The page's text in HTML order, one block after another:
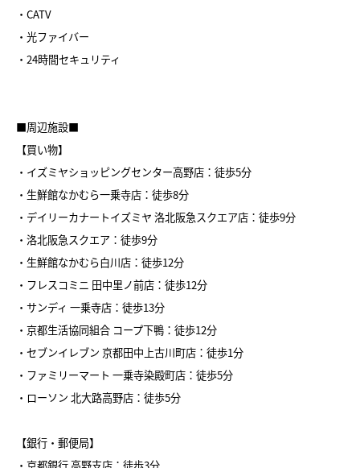
・CATV
・光ファイバー
・24時間セキュリティ
■周辺施設■
【買い物】
・イズミヤショッピングセンター高野店：徒歩5分
・生鮮館なかむら一乗寺店：徒歩8分
・デイリーカナートイズミヤ 洛北阪急スクエア店：徒歩9分
・洛北阪急スクエア：徒歩9分
・生鮮館なかむら白川店：徒歩12分
・フレスコミニ 田中里ノ前店：徒歩12分
・サンディ 一乗寺店：徒歩13分
・京都生活協同組合 コープ下鴨：徒歩12分
・セブンイレブン 京都田中上古川町店：徒歩1分
・ファミリーマート 一乗寺染殿町店：徒歩5分
・ローソン 北大路高野店：徒歩5分
【銀行・郵便局】